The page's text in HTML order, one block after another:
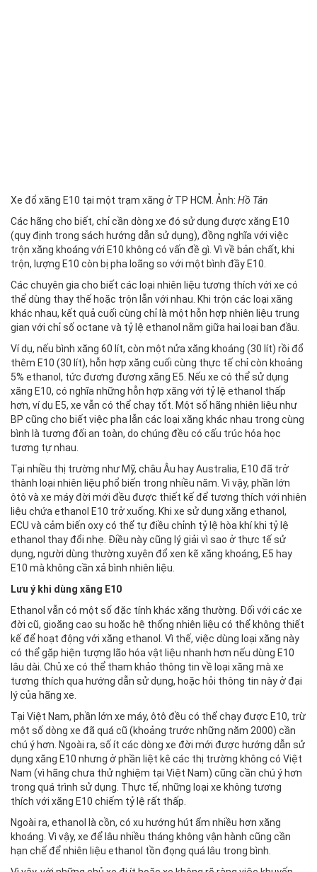
Xe đổ xăng E10 tại một trạm xăng ở TP HCM. Ảnh: Hồ Tân
Các hãng cho biết, chỉ cần dòng xe đó sử dụng được xăng E10
(quy định trong sách hướng dẫn sử dụng), đồng nghĩa với việc
trộn xăng khoáng với E10 không có vấn đề gì. Vì về bản chất, khi
trộn, lượng E10 còn bị pha loãng so với một bình đầy E10.
Các chuyên gia cho biết các loại nhiên liệu tương thích với xe có
thể dùng thay thế hoặc trộn lẫn với nhau. Khi trộn các loại xăng
khác nhau, kết quả cuối cùng chỉ là một hỗn hợp nhiên liệu trung
gian với chỉ số octane và tỷ lệ ethanol nằm giữa hai loại ban đầu.
Ví dụ, nếu bình xăng 60 lít, còn một nửa xăng khoáng (30 lít) rồi đổ
thêm E10 (30 lít), hỗn hợp xăng cuối cùng thực tế chỉ còn khoảng
5% ethanol, tức đương đương xăng E5. Nếu xe có thể sử dụng
xăng E10, có nghĩa những hỗn hợp xăng với tỷ lệ ethanol thấp
hơn, ví dụ E5, xe vẫn có thể chạy tốt. Một số hãng nhiên liệu như
BP cũng cho biết việc pha lẫn các loại xăng khác nhau trong cùng
bình là tương đối an toàn, do chúng đều có cấu trúc hóa học
tương tự nhau.
Tại nhiều thị trường như Mỹ, châu Âu hay Australia, E10 đã trở
thành loại nhiên liệu phổ biến trong nhiều năm. Vì vậy, phần lớn
ôtô và xe máy đời mới đều được thiết kế để tương thích với nhiên
liệu chứa ethanol E10 trở xuống. Khi xe sử dụng xăng ethanol,
ECU và cảm biến oxy có thể tự điều chỉnh tỷ lệ hòa khí khi tỷ lệ
ethanol thay đổi nhẹ. Điều này cũng lý giải vì sao ở thực tế sử
dụng, người dùng thường xuyên đổ xen kẽ xăng khoáng, E5 hay
E10 mà không cần xả bình nhiên liệu.
Lưu ý khi dùng xăng E10
Ethanol vẫn có một số đặc tính khác xăng thường. Đối với các xe
đời cũ, gioăng cao su hoặc hệ thống nhiên liệu có thể không thiết
kế để hoạt động với xăng ethanol. Vì thế, việc dùng loại xăng này
có thể gặp hiện tượng lão hóa vật liệu nhanh hơn nếu dùng E10
lâu dài. Chủ xe có thể tham khảo thông tin về loại xăng mà xe
tương thích qua hướng dẫn sử dụng, hoặc hỏi thông tin này ở đại
lý của hãng xe.
Tại Việt Nam, phần lớn xe máy, ôtô đều có thể chạy được E10, trừ
một số dòng xe đã quá cũ (khoảng trước những năm 2000) cần
chú ý hơn. Ngoài ra, số ít các dòng xe đời mới được hướng dẫn sử
dụng xăng E10 nhưng ở phần liệt kê các thị trường không có Việt
Nam (vì hãng chưa thử nghiệm tại Việt Nam) cũng cần chú ý hơn
trong quá trình sử dụng. Thực tế, những loại xe không tương
thích với xăng E10 chiếm tỷ lệ rất thấp.
Ngoài ra, ethanol là cồn, có xu hướng hút ẩm nhiều hơn xăng
khoáng. Vì vậy, xe để lâu nhiều tháng không vận hành cũng cần
hạn chế để nhiên liệu ethanol tồn đọng quá lâu trong bình.